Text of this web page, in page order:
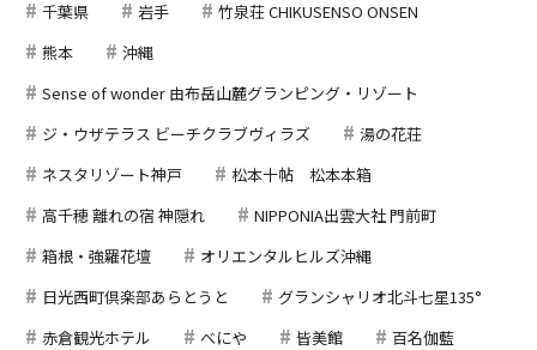
千葉県 岩手
竹泉荘 CHIKUSENSO ONSEN
熊本
沖縄
Sense of wonder 由布岳山麓グランピング・リゾート
ジ・ウザテラス ビーチクラブヴィラズ
湯の花荘
ネスタリゾート神戸
松本十帖 松本本箱
高千穂 離れの宿 神隠れ
NIPPONIA出雲大社 門前町
箱根・強羅花壇
オリエンタルヒルズ沖縄
日光西町倶楽部あらとうと
グランシャリオ北斗七星135°
赤倉観光ホテル
べにや 皆美館
百名伽藍